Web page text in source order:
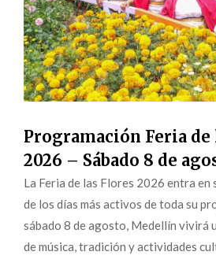
Programación Feria de
2026 – Sábado 8 de
La Feria de las Flores 2026 entra en
de los días más activos de toda su
sábado 8 de agosto, Medellín vivirá
de música, tradición y actividades